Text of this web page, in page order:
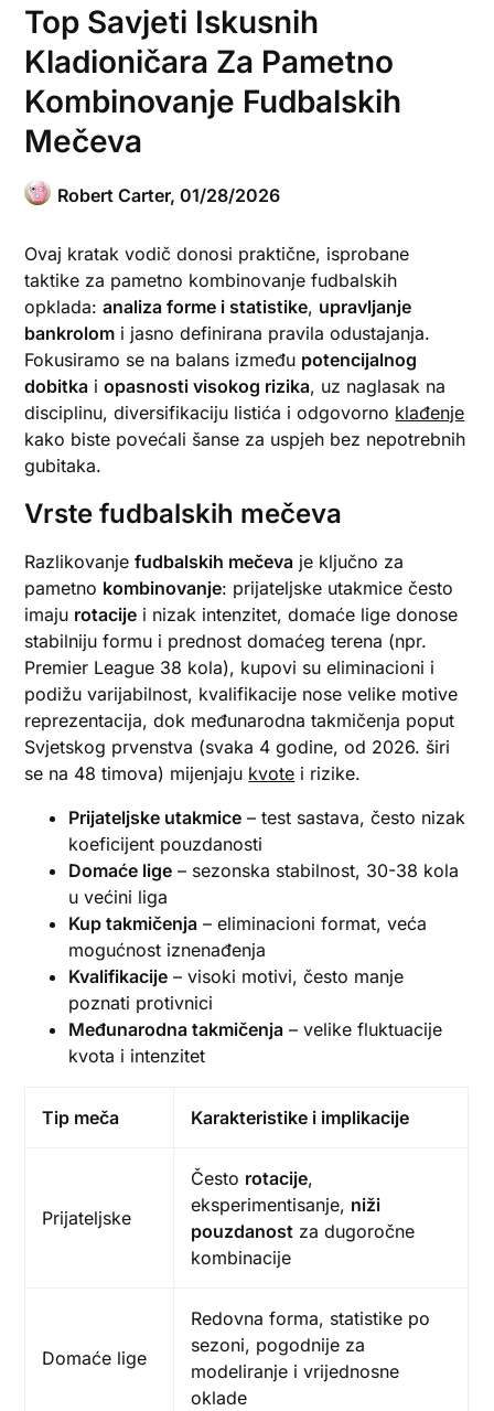
Top Savjeti Iskusnih
Kladioničara Za Pametno
Kombinovanje Fudbalskih
Mečeva
Robert Carter,01/28/2026
Ovaj kratak vodič donosi praktične, isprobane
taktike za pametno kombinovanje fudbalskih
opklada:analiza forme i statistike, upravljanje
bankrolom i jasno definirana pravila odustajanja.
Fokusiramo se na balans između potencijalnog
dobitka iopasnosti visokog rizika, uz naglasak na
disciplinu, diversifikaciju listića i odgovorno klađenje
kako biste povećali šanse za uspjeh bez nepotrebnih
gubitaka.
Vrste fudbalskih mečeva
Razlikovanjefudbalskih mečeva je ključno za
pametno kombinovanje: prijateljske utakmice često
imaju rotacije i nizak intenzitet, domaće lige donose
stabilniju formu i prednost domaćeg terena (npr.
Premier League 38 kola), kupovi su eliminacioni i
podižu varijabilnost, kvalifikacije nose velike motive
reprezentacija, dok međunarodna takmičenja poput
Svjetskog prvenstva (svaka 4 godine, od 2026. širi
se na 48 timova) mijenjaju kvote i rizike.
Prijateljske utakmice – test sastava, često nizak
koeficijent pouzdanosti
Domaće lige – sezonska stabilnost, 30-38 kola
u većini liga
Kup takmičenja – eliminacioni format, veća
mogućnost iznenađenja
Kvalifikacije – visoki motivi, često manje
poznati protivnici
Međunarodna takmičenja – velike fluktuacije
kvota i intenzitet
Tip meča Karakteristike i implikacije
Prijateljske
Često rotacije,
eksperimentisanje, niži
pouzdanost za dugoročne
kombinacije
Domaće lige
Redovna forma, statistike po
sezoni, pogodnije za
modeliranje i vrijednosne
oklade